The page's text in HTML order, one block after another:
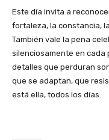
Este día invita a
fortaleza, la constancia,
También vale la pena
silenciosamente en cada
detalles que perduran
que se adaptan, que
está ella, todos los días.